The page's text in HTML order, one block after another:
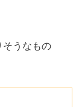
そうなもの